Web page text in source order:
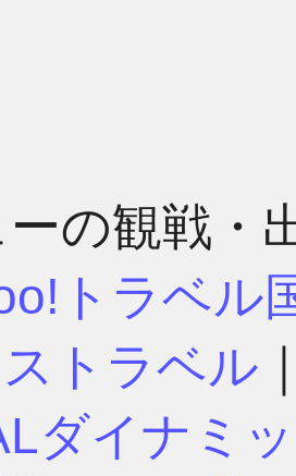
の観戦・
トラベル
トラベル
ダイナミ